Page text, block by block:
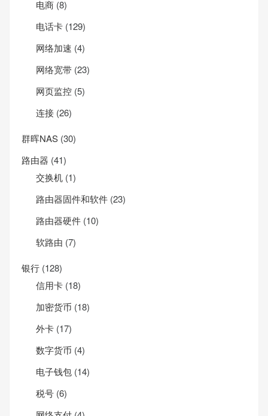
电商 (8)
电话卡 (129)
网络加速 (4)
网络宽带 (23)
网页监控 (5)
连接 (26)
群晖NAS (30)
路由器 (41)
交换机 (1)
路由器固件和软件 (23)
路由器硬件 (10)
软路由 (7)
银行 (128)
信用卡 (18)
加密货币 (18)
外卡 (17)
数字货币 (4)
电子钱包 (14)
税号 (6)